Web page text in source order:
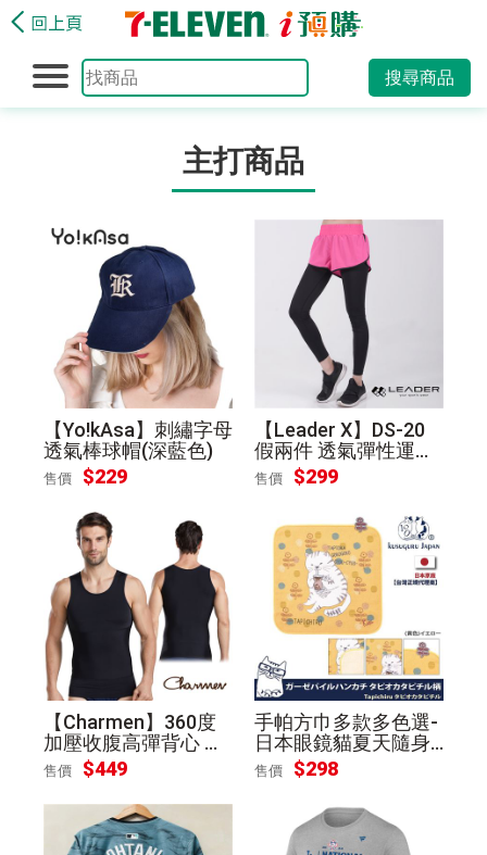
搜尋商品
主打商品
【Yo!kAsa】刺繡字母
透氣棒球帽(深藍色)
售價 $229
【Leader X】DS-20
假兩件 透氣彈性運動
長褲 女款(桃底黑邊S)
售價 $299
【Charmen】360度
加壓收腹高彈背心 男
性塑身衣(黑色 L)
售價 $449
手帕方巾多款多色選-
日本眼鏡貓夏天隨身
好夥伴-紗布絨手帕/
方巾
售價 $298